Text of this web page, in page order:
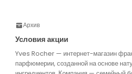
Архив
Условия акции
Yves Rocher — интернет-магазин
парфюмерии, созданной на основе